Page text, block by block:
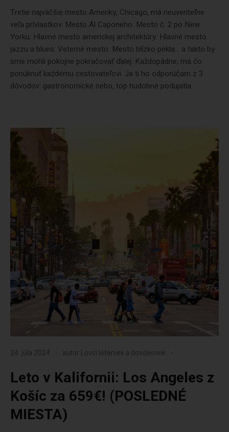
Tretie najväčšie mesto Ameriky, Chicago, má neuveriteľne
veľa prívlastkov. Mesto Al Caponeho. Mesto č. 2 po New
Yorku. Hlavné mesto americkej architektúry. Hlavné mesto
jazzu a blues. Veterné mesto. Mesto blízko pekla… a takto by
sme mohli pokojne pokračovať ďalej. Každopádne, má čo
ponúknuť každému cestovateľovi. Ja ti ho odporúčam z 3
dôvodov: gastronomické nebo, top hudobné podujatia...
24. júla 2024 autor Lovci leteniek a dovoleniek
Leto v Kalifornii: Los Angeles z
Košíc za 659€! (POSLEDNÉ
MIESTA)